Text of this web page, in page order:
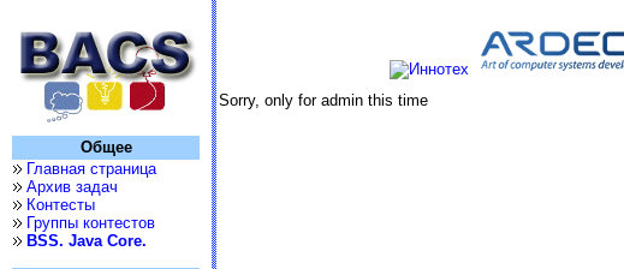
Общее
Главная страница
Архив задач
Контесты
Группы контестов
BSS. Java Core.
Sorry, only for admin this time